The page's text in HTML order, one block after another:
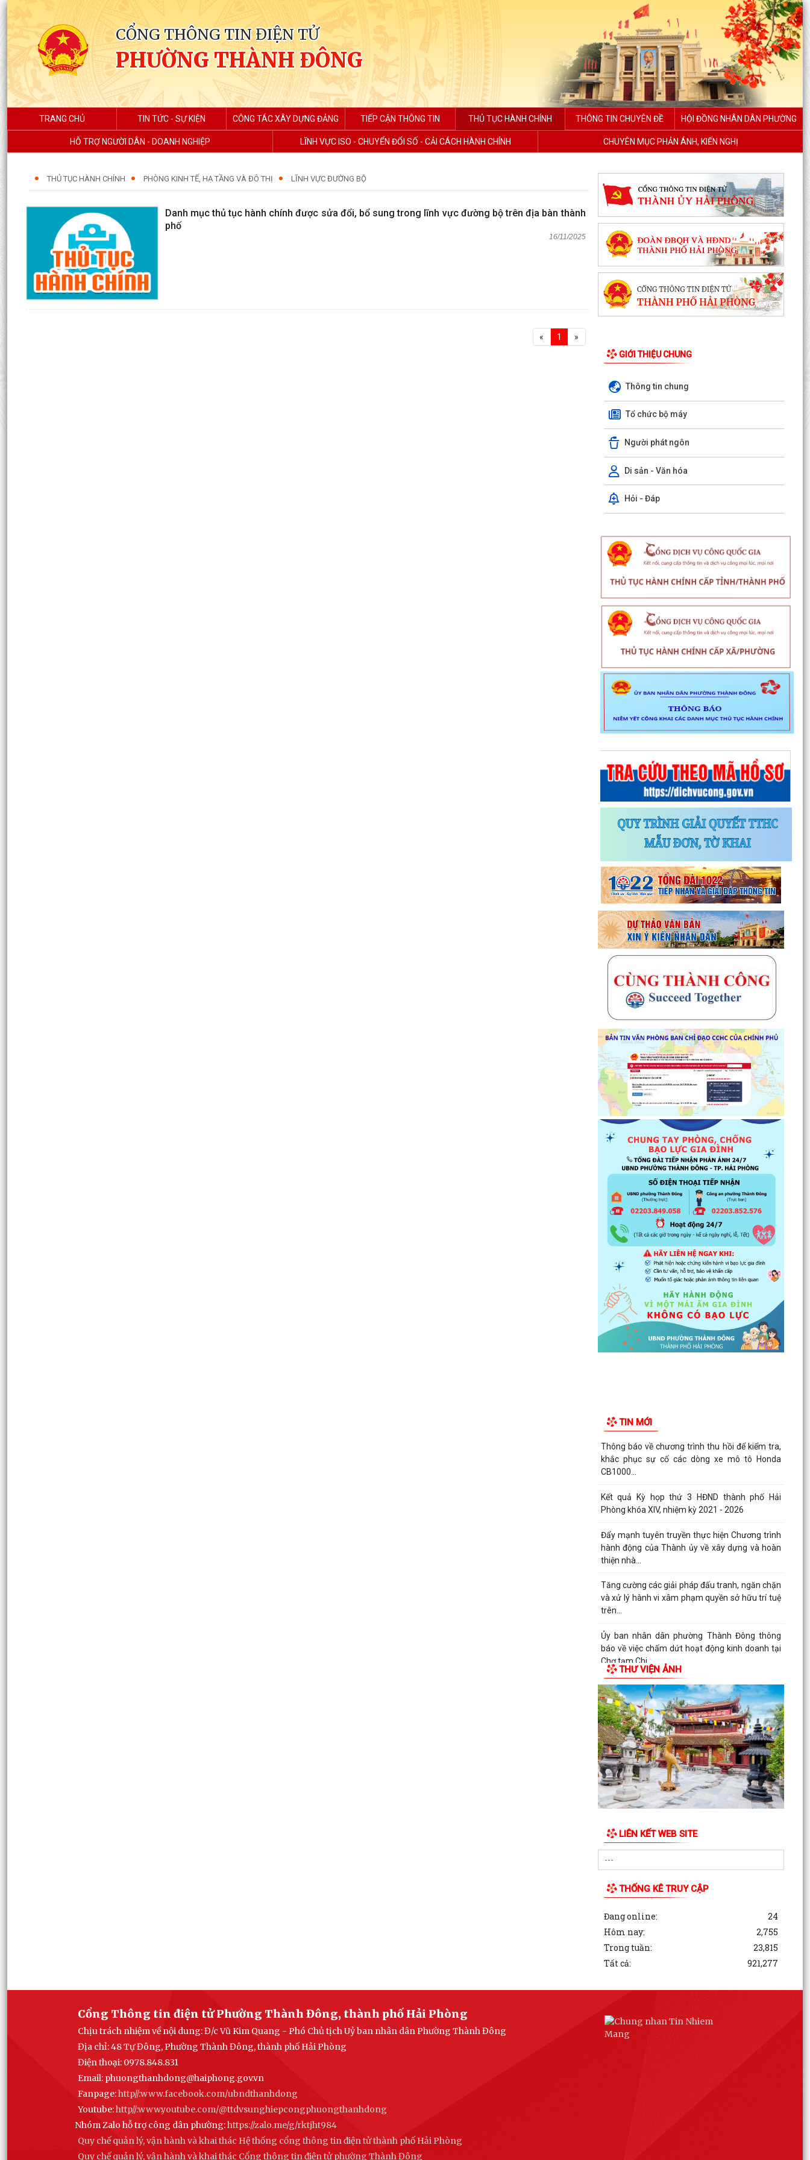
CỔNG THÔNG TIN ĐIỆN TỬ
PHƯỜNG THÀNH ĐÔNG
TRANG CHỦ TIN TỨC - SỰ KIỆN CÔNG TÁC XÂY DỰNG ĐẢNG TIẾP CẬN THÔNG TIN THỦ TỤC HÀNH CHÍNH THÔNG TIN CHUYÊN ĐỀ HỘI ĐỒNG NHÂN DÂN PHƯỜNG
HỖ TRỢ NGƯỜI DÂN - DOANH NGHIỆP LĨNH VỰC ISO - CHUYỂN ĐỔI SỐ - CẢI CÁCH HÀNH CHÍNH CHUYÊN MỤC PHẢN ÁNH, KIẾN NGHỊ
THỦ TỤC HÀNH CHÍNH PHÒNG KINH TẾ, HẠ TẦNG VÀ ĐÔ THỊ LĨNH VỰC ĐƯỜNG BỘ
Danh mục thủ tục hành chính được sửa đổi, bổ sung trong lĩnh vực đường bộ trên địa bàn thành
phố
16/11/2025
« 1
»
GIỚI THIỆU CHUNG
Thông tin chung
Tổ chức bộ máy
Người phát ngôn
Di sản - Văn hóa
Hỏi - Đáp
TIN MỚI
Thông báo về chương trình thu hồi để kiểm tra,
khắc phục sự cố các dòng xe mô tô Honda
CB1000...
Kết quả Kỳ họp thứ 3 HĐND thành phố Hải
Phòng khóa XIV, nhiệm kỳ 2021 - 2026
Đẩy mạnh tuyên truyền thực hiện Chương trình
hành động của Thành ủy về xây dựng và hoàn
thiện nhà...
Tăng cường các giải pháp đấu tranh, ngăn chặn
và xử lý hành vi xâm phạm quyền sở hữu trí tuệ
trên...
Ủy ban nhân dân phường Thành Đông thông
báo về việc chấm dứt hoạt động kinh doanh tại
Chợ tạm Chi...
Đảng ủy phường Thành Đông đẩy mạnh tuyên
truyền, thực hiện Nghị quyết số 27-NQ/TW về
xây dựng và...
THƯ VIỆN ẢNH
LIÊN KẾT WEB SITE
THỐNG KÊ TRUY CẬP
Đang online:
24
Hôm nay:
2,755
Trong tuần:
23,815
Tất cả:
921,277
Cổng Thông tin điện tử Phường Thành Đông, thành phố Hải Phòng
Chịu trách nhiệm về nội dung: Đ/c Vũ Kim Quang - Phó Chủ tịch Uỷ ban nhân dân Phường Thành Đông
Địa chỉ: 48 Tự Đông, Phường Thành Đông, thành phố Hải Phòng
Điện thoại: 0978.848.831
Email: phuongthanhdong@haiphong.gov.vn
Fanpage:http//:www.facebook.com/ubndthanhdong
Youtube:http//:www.youtube.com/@ttdvsunghiepcongphuongthanhdong
Nhóm Zalo hỗ trợ công dân phường:https://zalo.me/g/rktjht984
Quy chế quản lý, vận hành và khai thác Hệ thống cổng thông tin điện tử thành phố Hải Phòng
Quy chế quản lý, vận hành và khai thác Cổng thông tin điện tử phường Thành Đông